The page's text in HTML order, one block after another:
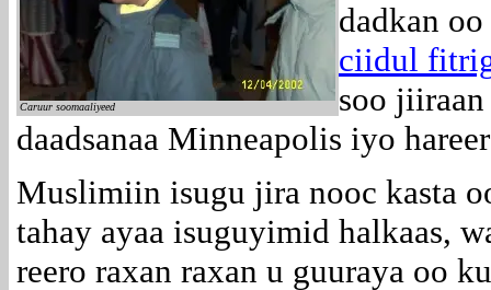
Caruur soomaaliyeed
dadkan
ciidul
soo
daadsanaa Minneapolis iyo
Muslimiin isugu jira nooc kasta
tahay ayaa isuguyimid halkaas,
reero raxan raxan u guuraya oo